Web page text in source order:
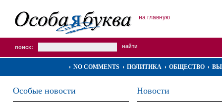
на главную
поиск:
NO COMMENTS ПОЛИТИКА ОБЩЕСТВО
Особые новости Новости